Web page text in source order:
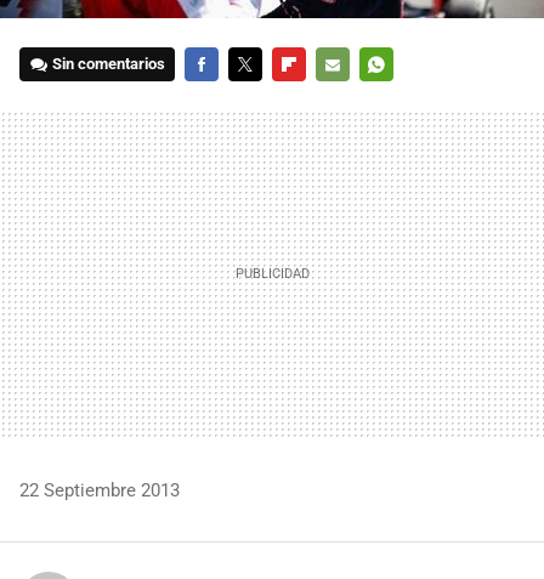
Sin comentarios
MAIL
22 Septiembre 2013